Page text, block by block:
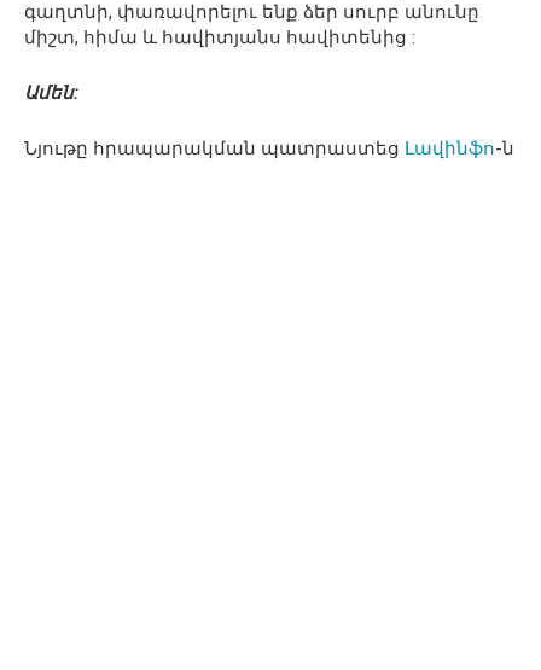
գաղտնի, փառավորելու ենք ձեր սուրբ անունը
միշտ, հիմա և հավիտյանս հավիտենից :
Ամեն:
Նյութը հրապարակման պատրաստեց Լավինֆո-ն